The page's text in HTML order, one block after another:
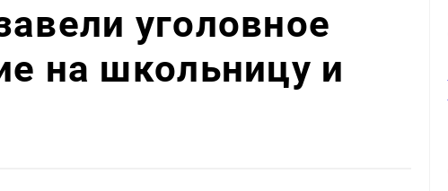
уголовное
на школьницу и